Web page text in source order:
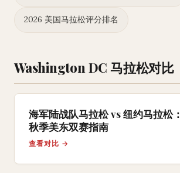
2026 美国马拉松评分排名
Washington DC 马拉松对比
海军陆战队马拉松 vs 纽约马拉松：
秋季美东双赛指南
查看对比 →